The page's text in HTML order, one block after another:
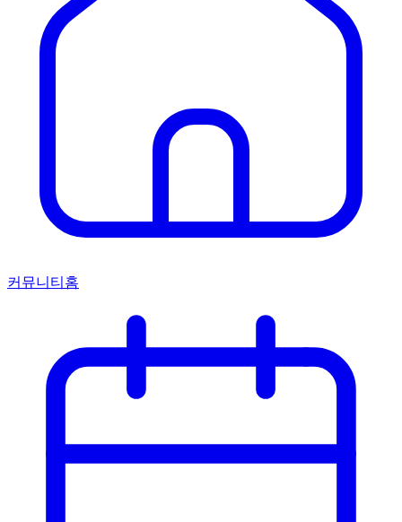
커뮤니티홈